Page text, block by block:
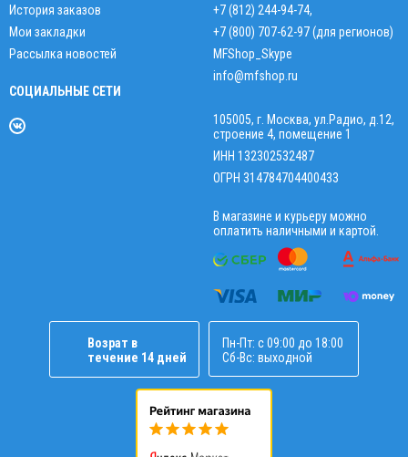
История заказов
Мои закладки
Рассылка новостей
СОЦИАЛЬНЫЕ СЕТИ
+7 (812) 244-94-74,
+7 (800) 707-62-97 (для регионов)
MFShop_Skype
info@mfshop.ru
105005, г. Москва, ул.Радио, д.12,
строение 4, помещение 1
ИНН 132302532487
ОГРН 314784704400433
В магазине и курьеру можно
оплатить наличными и картой.
Возрат в
течение 14 дней
Пн-Пт: с 09:00 до 18:00
Сб-Вс: выходной